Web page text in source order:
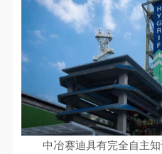
中冶赛迪具有完全自主知